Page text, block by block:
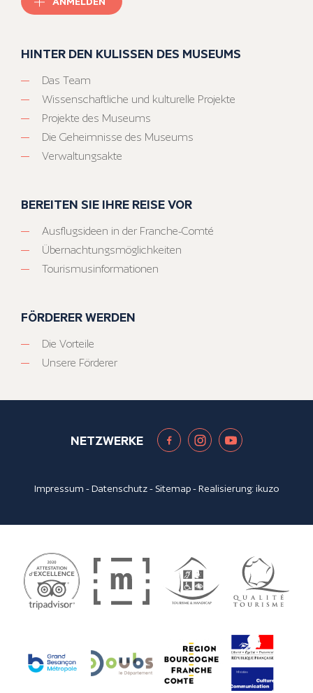
HINTER DEN KULISSEN DES MUSEUMS
Das Team
Wissenschaftliche und kulturelle Projekte
Projekte des Museums
Die Geheimnisse des Museums
Verwaltungsakte
BEREITEN SIE IHRE REISE VOR
Ausflugsideen in der Franche-Comté
Übernachtungsmöglichkeiten
Tourismusinformationen
FÖRDERER WERDEN
Die Vorteile
Unsere Förderer
NETZWERKE
Impressum -Datenschutz- Sitemap- Realisierung:ikuzo